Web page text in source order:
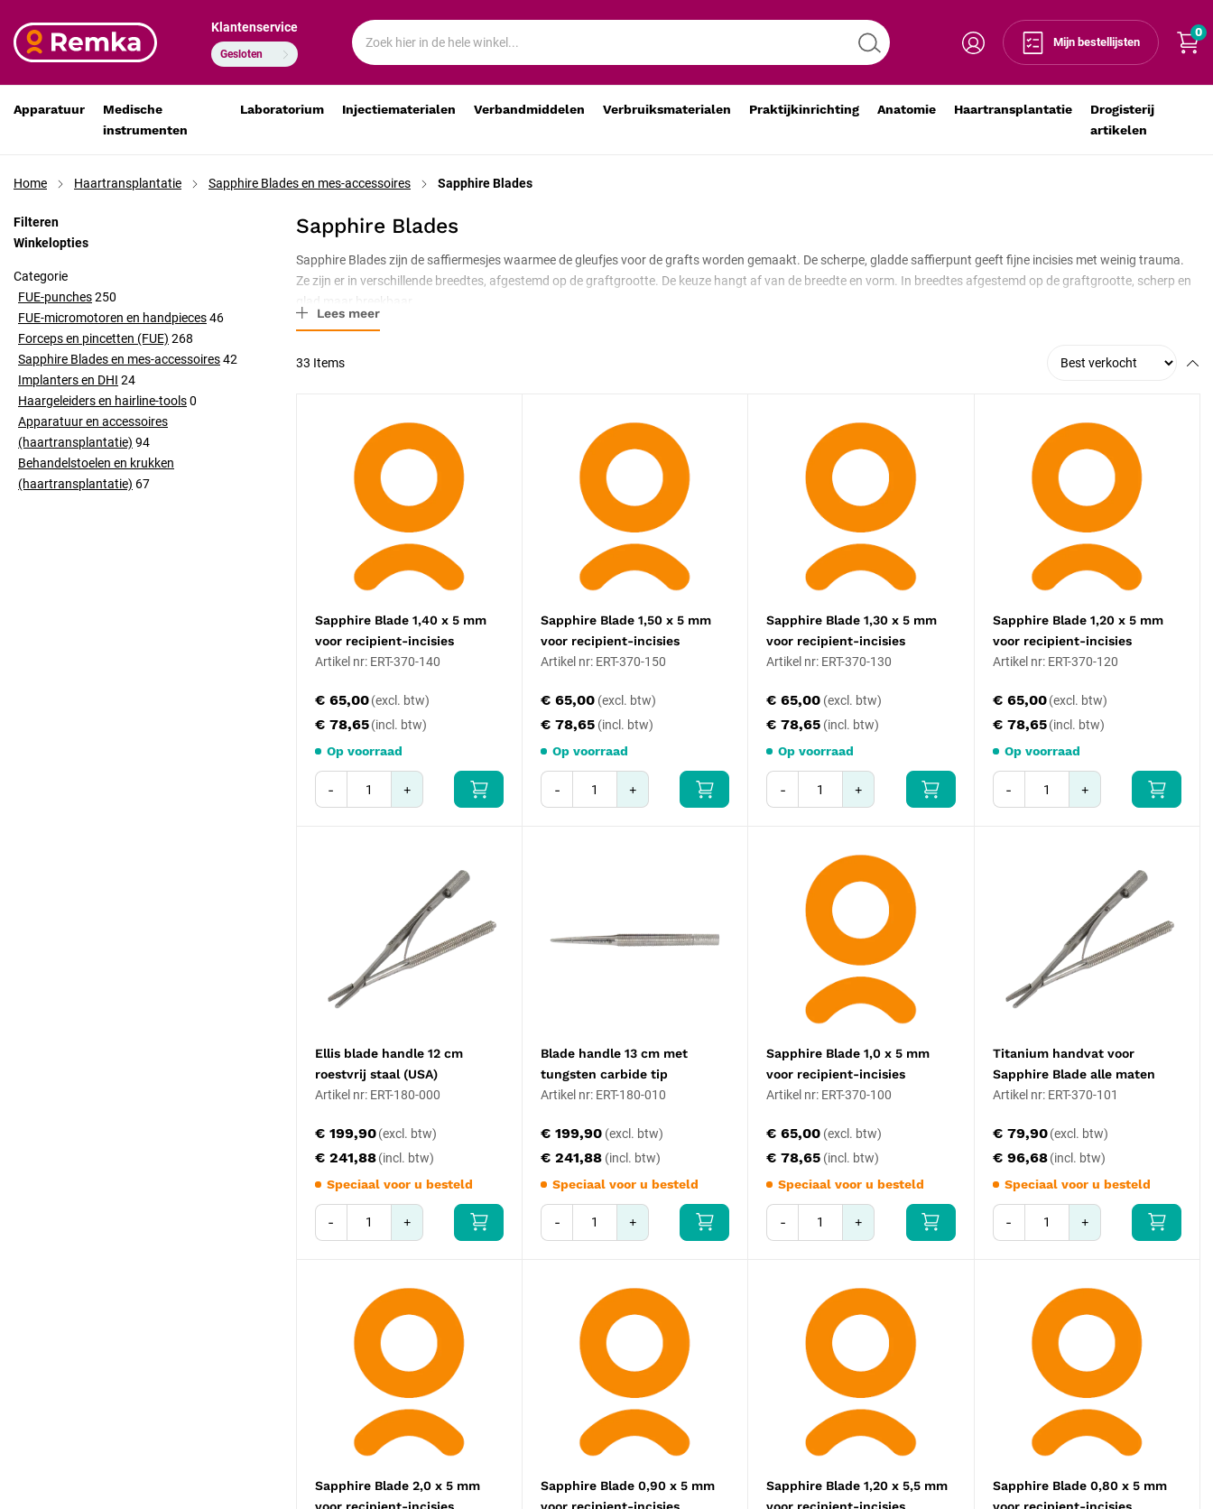
Mijn bestellijsten
0
Klantenservice
Gesloten
Apparatuur
Medische
instrumenten
Laboratorium Injectiematerialen Verbandmiddelen Verbruiksmaterialen Praktijkinrichting Anatomie Haartransplantatie
Drogisterij
artikelen
Home Haartransplantatie Sapphire Blades en mes-accessoires Sapphire Blades
Sapphire Blades
Sapphire Blades zijn de saffiermesjes waarmee de gleufjes voor de grafts worden gemaakt. De scherpe, gladde saffierpunt geeft fijne incisies met weinig trauma.
Ze zijn er in verschillende breedtes, afgestemd op de graftgrootte. De keuze hangt af van de breedte en vorm. In breedtes afgestemd op de graftgrootte, scherp en
glad maar breekbaar.
Lees meer
33 Items
Sapphire Blade 1,40 x 5 mm
voor recipient-incisies
Artikel nr: ERT-370-140
€ 78,65
€ 65,00
Op voorraad
- +
Sapphire Blade 1,50 x 5 mm
voor recipient-incisies
Artikel nr: ERT-370-150
€ 78,65
€ 65,00
Op voorraad
- +
Sapphire Blade 1,30 x 5 mm
voor recipient-incisies
Artikel nr: ERT-370-130
€ 78,65
€ 65,00
Op voorraad
- +
Sapphire Blade 1,20 x 5 mm
voor recipient-incisies
Artikel nr: ERT-370-120
€ 78,65
€ 65,00
Op voorraad
- +
Ellis blade handle 12 cm
roestvrij staal (USA)
Artikel nr: ERT-180-000
€ 241,88
€ 199,90
Speciaal voor u besteld
- +
Blade handle 13 cm met
tungsten carbide tip
Artikel nr: ERT-180-010
€ 241,88
€ 199,90
Speciaal voor u besteld
- +
Sapphire Blade 1,0 x 5 mm
voor recipient-incisies
Artikel nr: ERT-370-100
€ 78,65
€ 65,00
Speciaal voor u besteld
- +
Titanium handvat voor
Sapphire Blade alle maten
Artikel nr: ERT-370-101
€ 96,68
€ 79,90
Speciaal voor u besteld
- +
Sapphire Blade 2,0 x 5 mm
Sapphire Blade 0,90 x 5 mm
Sapphire Blade 1,20 x 5,5 mm
Sapphire Blade 0,80 x 5 mm
Filteren
Winkelopties
Categorie
FUE-punches250
FUE-micromotoren en handpieces46
Forceps en pincetten (FUE) 268
Sapphire Blades en mes-accessoires42
Implanters en DHI 24
Haargeleiders en hairline-tools0
Apparatuur en accessoires
(haartransplantatie) 94
Behandelstoelen en krukken
(haartransplantatie) 67